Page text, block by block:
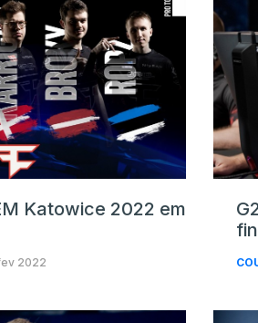
Katowice 2022 em
2022